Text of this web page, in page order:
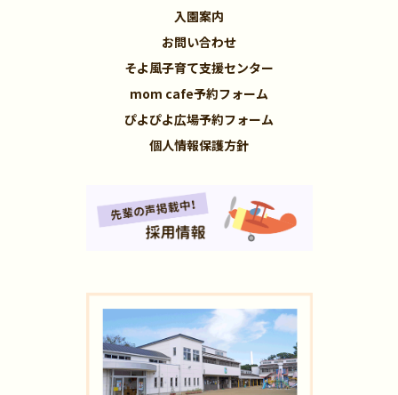
入園案内
お問い合わせ
そよ風子育て支援センター
mom cafe予約フォーム
ぴよぴよ広場予約フォーム
個人情報保護方針